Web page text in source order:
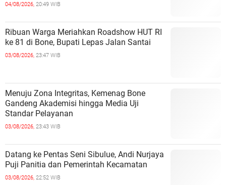
04/08/2026, 20:49 WIB
Ribuan Warga Meriahkan Roadshow HUT RI
ke 81 di Bone, Bupati Lepas Jalan Santai
03/08/2026, 23:47 WIB
Menuju Zona Integritas, Kemenag Bone
Gandeng Akademisi hingga Media Uji
Standar Pelayanan
03/08/2026, 23:43 WIB
Datang ke Pentas Seni Sibulue, Andi Nurjaya
Puji Panitia dan Pemerintah Kecamatan
03/08/2026, 22:52 WIB